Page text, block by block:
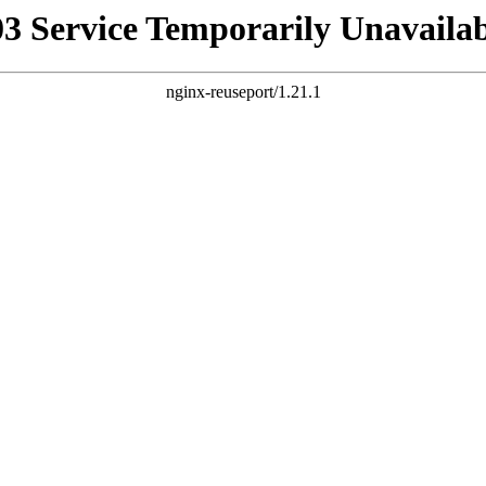
Service Temporarily
nginx-reuseport/1.21.1